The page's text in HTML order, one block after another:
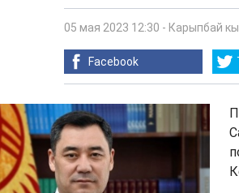
05 мая 2023 12:30 - Карыпбай
Facebook